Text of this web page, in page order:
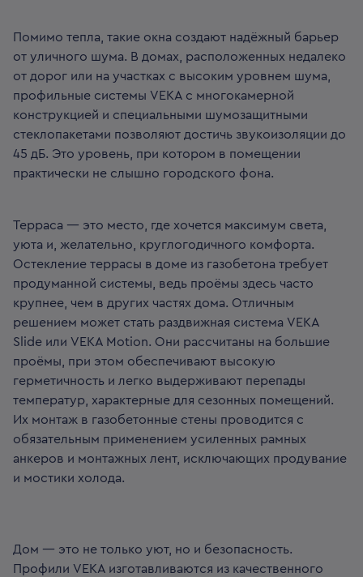
Помимо тепла, такие окна создают надёжный барьер
от уличного шума. В домах, расположенных недалеко
от дорог или на участках с высоким уровнем шума,
профильные системы VEKA с многокамерной
конструкцией и специальными шумозащитными
стеклопакетами позволяют достичь звукоизоляции до
45 дБ. Это уровень, при котором в помещении
практически не слышно городского фона.
Терраса — это место, где хочется максимум света,
уюта и, желательно, круглогодичного комфорта.
Остекление террасы в доме из газобетона требует
продуманной системы, ведь проёмы здесь часто
крупнее, чем в других частях дома. Отличным
решением может стать раздвижная система VEKA
Slide или VEKA Motion. Они рассчитаны на большие
проёмы, при этом обеспечивают высокую
герметичность и легко выдерживают перепады
температур, характерные для сезонных помещений.
Их монтаж в газобетонные стены проводится с
обязательным применением усиленных рамных
анкеров и монтажных лент, исключающих продувание
и мостики холода.
Дом — это не только уют, но и безопасность.
Профили VEKA изготавливаются из качественного